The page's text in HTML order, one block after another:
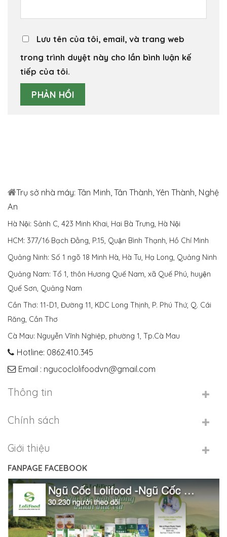
Lưu tên của tôi, email, và trang web
trong trình duyệt này cho lần bình luận kế
tiếp của tôi.
Trụ sở nhà máy: Tân Minh, Tân Thành, Yên Thành, Nghệ
An
Hà Nội: Sảnh C, 423 Minh Khai, Hai Bà Trưng, Hà Nội
HCM: 377/16 Bạch Đằng, P.15, Quận Bình Thạnh, Hồ Chí Minh
Quảng Ninh: Số 1 ngõ 18 Minh Hà, Hà Tu, Hạ Long, Quảng Ninh
Quảng Nam: Tổ 1, thôn Hương Quế Nam, xã Quế Phú, huyện
Quế Sơn, Quảng Nam
Cần Thơ: 11-D1, Đường 11, KDC Long Thịnh, P. Phú Thứ, Q. Cái
Răng, Cần Thơ
Cà Mau: Nguyễn Vĩnh Nghiệp, phường 1, Tp.Cà Mau
Hotline: 0862.410.345
Email : ngucoclolifoodvn@gmail.com
Thông tin
Chính sách
Giới thiệu
FANPAGE FACEBOOK